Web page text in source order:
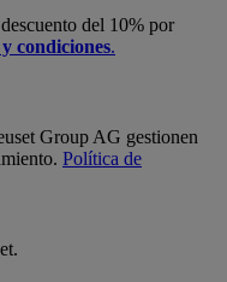
del 10% por
condiciones.
Group AG gestionen
Política de